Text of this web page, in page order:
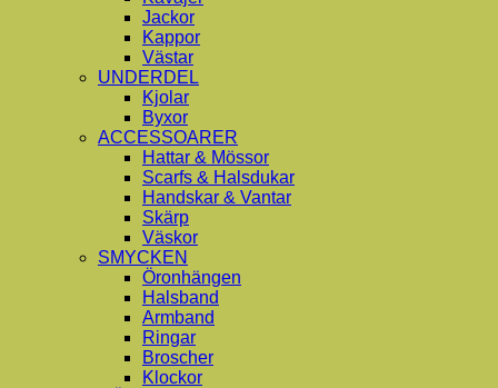
Jackor
Kappor
Västar
UNDERDEL
Kjolar
Byxor
ACCESSOARER
Hattar & Mössor
Scarfs & Halsdukar
Handskar & Vantar
Skärp
Väskor
SMYCKEN
Öronhängen
Halsband
Armband
Ringar
Broscher
Klockor